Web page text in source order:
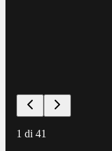
1 di 41